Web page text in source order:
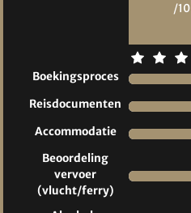
/10
Boekingsproces
Reisdocumenten
Accommodatie
Beoordeling
vervoer
(vlucht/ferry)